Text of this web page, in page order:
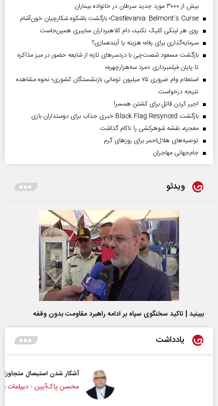
بیش از ۳۰۰۰ مورد جدید سرطان در خانواده بیماران
Castlevania: Belmont’s Curse؛ بازگشت باشکوه شکارچیان خون‌آشام
روی هر لینکی کلیک نکنید، دام کلاهبرداران سایبری همین‌جاست
سرمایه‌گذاری برای رفاه؛ هزینه یا آینده‌سازی؟
بازگشت مسعود شصت‌چی با دردسر‌های تازه؛ از شایعه حضور در میز مذاکره
تا پایان فیلمبرداری «مرد سه‌هزارچهره»
استعلام وام ضروری ۷۵ میلیون تومانی بازنشستگان کشوری؛ نحوه مشاهده
نتیجه درخواست
اجیر کردن قاتل برای کشتن همسر!
بازگشت Black Flag Resynced خبری جذاب برای دوستداران بازی
معجزه، نقشه شوهرکشی را ناکام گذاشت
توصیه‌های هلال‌احمر برای روز‌های گرم
جام‌جهانی مهاجران
ویدئو
ببینید | تاکید سخنگوی سپاه بر ادامه راهبرد مقاومت بدون وقفه
یادداشت
آشکار شدن استیصال متجاوزان
محسن پاک‌آیین - دیپلمات پیشین